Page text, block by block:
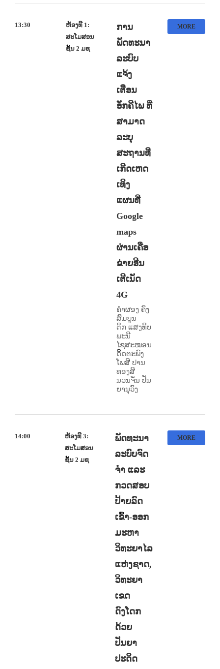
13:30
ຫ້ອງທີ 1:
ສະໂມສອນ
ຊັ້ນ 2 ມຊ
ການ
ພັດທະນາ
ລະບົບ
ແຈ້ງ
ເຕືອນ
ອັກຄີໄພ ທີ່
ສາມາດ
ລະບຸ
ສະຖານທີ່
ເກີດເຫດ
ເທິງ
ແຜນທີ່
Google
maps
ຜ່ານເຄືອ
ຂ່າຍອີນ
ເຕີເນັດ
4G
ຄໍາຜອງ ຄົງ
ສົມບູນ
ຕິກ ແສງທິບ
ພະນີ
ໄຊສະໝອນ
ດິິດຕະພົງ
ໂພສີ ປານ
ທອງສີ
ນວນຈັນ ປັນ
ຍານຸວົງ
MORE
14:00
ຫ້ອງທີ 3:
ສະໂມສອນ
ຊັ້ນ 2 ມຊ
ພັດທະນາ
ລະບົບຈົດ
ຈໍາ ແລະ
ກວດສອບ
ປ້າຍລົດ
ເຂົ້າ-ອອກ
ມະຫາ
ວິທະຍາໄລ
ແຫ່ງຊາດ,
ວິທະຍາ
ເຂດ
ດົງໂດກ
ດ້ວຍ
ປັນຍາ
ປະດິດ
MORE